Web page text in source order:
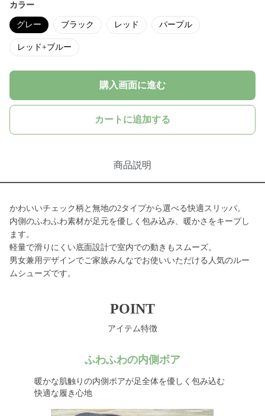
カラー
グレー ブラック レッド パープル
レッド+ブルー
購入画面に進む
カートに追加する
商品説明
かわいいチェック柄と無地の2タイプから選べる快適スリッパ。
内側のふわふわ素材が足元を優しく包み込み、暖かさをキープし
ます。
軽量で滑りにくい底面設計で室内での動きもスムーズ。
男女兼用デザインでご家族みんなでお使いいただける人気のルー
ムシューズです。
POINT
アイテム特徴
ふわふわの内側ボア
暖かな肌触りの内側ボアが足全体を優しく包み込む
快適な履き心地